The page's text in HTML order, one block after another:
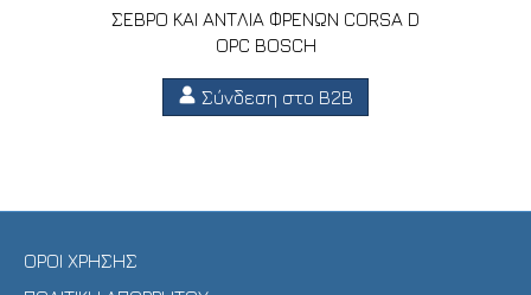
ΣΕΒΡΟ ΚΑΙ ΑΝΤΛΙΑ ΦΡΕΝΩΝ CORSA D
OPC BOSCH
Σύνδεση στο B2B
ΟΡΟΙ ΧΡΗΣΗΣ